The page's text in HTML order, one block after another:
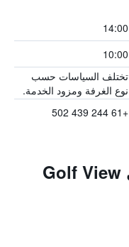
14:00
10:00
تختلف السياسات حسب
نوع الغرفة ومزود الخدمة.
+61 244 439 502
المزايا ووسائل الراحة في Golf View